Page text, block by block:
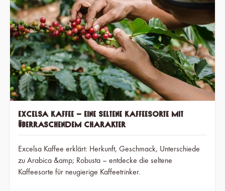
Excelsa Kaffee – eine seltene Kaffeesorte mit
überraschendem Charakter
Excelsa Kaffee erklärt: Herkunft, Geschmack, Unterschiede
zu Arabica &amp; Robusta – entdecke die seltene
Kaffeesorte für neugierige Kaffeetrinker.